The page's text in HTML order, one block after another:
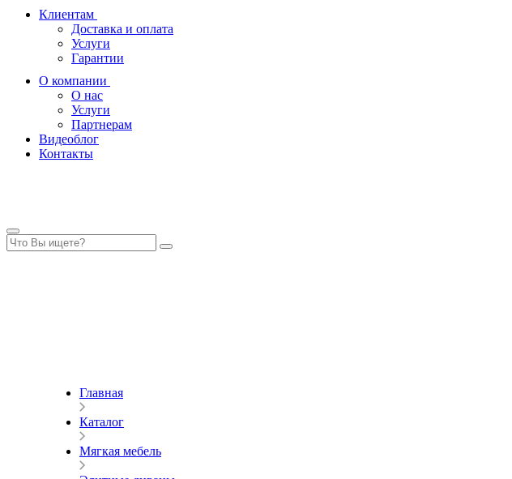
Клиентам
Доставка и оплата
Услуги
Гарантии
О компании
О нас
Услуги
Партнерам
Видеоблог
Контакты
Главная
Каталог
Мягкая мебель